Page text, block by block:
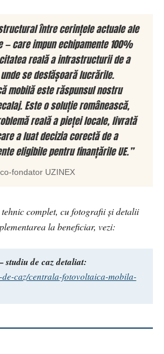
între cerințele actuale ale
— care impun echipamente 100%
reală a infrastructurii de a
se desfășoară lucrările.
mobilă este răspunsul nostru
Este o soluție românească,
reală a pieței locale, livrată
a luat decizia corectă de a
eligibile pentru finanțările UE.”
fondator UZINEX
complet, cu fotografii și detalii
la beneficiar, vezi:
de caz detaliat:
caz/centrala-fotovoltaica-mobila-